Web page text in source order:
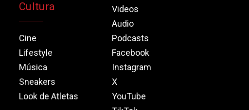
Cultura
Cine
Lifestyle
Música
Sneakers
Look de Atletas
Videos
Audio
Podcasts
Facebook
Instagram
X
YouTube